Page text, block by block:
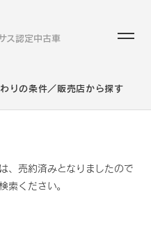
ス認定中古車
りの条件／販売店から探す
、売約済みとなりましたので
索ください。